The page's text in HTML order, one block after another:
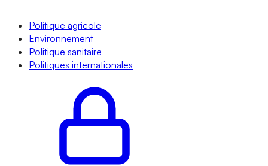
Politique agricole
Environnement
Politique sanitaire
Politiques internationales